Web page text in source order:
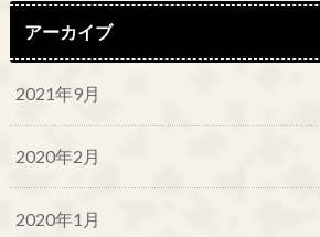
アーカイブ
2021年9月
2020年2月
2020年1月